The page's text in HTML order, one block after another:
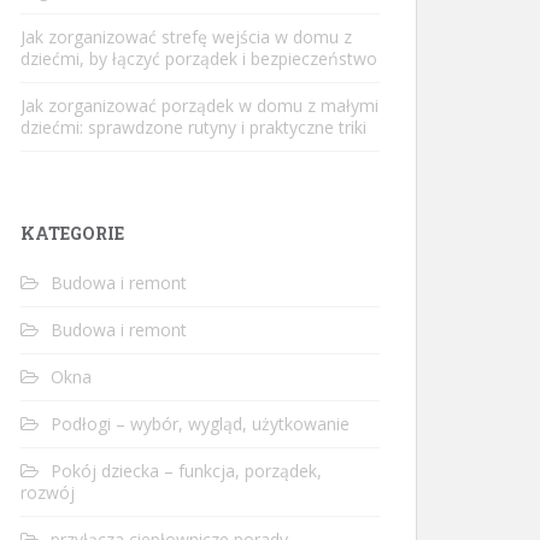
Jak zorganizować strefę wejścia w domu z
dziećmi, by łączyć porządek i bezpieczeństwo
Jak zorganizować porządek w domu z małymi
dziećmi: sprawdzone rutyny i praktyczne triki
KATEGORIE
Budowa i remont
Budowa i remont
Okna
Podłogi – wybór, wygląd, użytkowanie
Pokój dziecka – funkcja, porządek,
rozwój